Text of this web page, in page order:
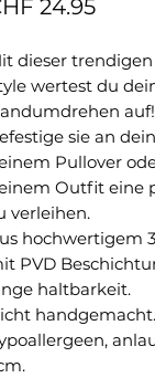
24.95
dieser
wertest du
auf!
sie an
Pullover
Outfit eine
verleihen.
hochwertigem
PVD
haltbarkeit.